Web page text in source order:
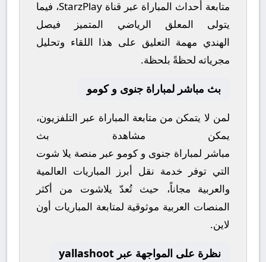
متابعة أحداث المباراة عبر قناة StarzPlay، فيما
يتولى المعلق الرياضي المتميز فيصل
الهندي مهمة التعليق على هذا اللقاء وتحليل
مجرياته لحظةً بلحظة.
بث مباشر لمباراة جنوى و كومو
لمن لا يتمكن من متابعة المباراة عبر التلفزيون،
يمكن مشاهدة بث
مباشر لمباراة جنوى و كومو عبر منصة يلا شوت
التي توفر خدمة نقل أبرز المباريات العالمية
والعربية مجاناً، حيث تُعدّ يلاشوت من أكثر
المنصات العربية موثوقية لمتابعة المباريات أون
لاين.
نظرة على المواجهة عبر yallashoot